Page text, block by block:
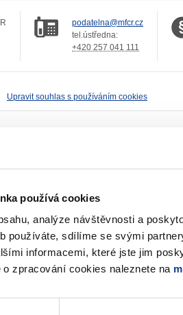
používá cookies
analýze návštěvnosti a
používáte, sdílíme se svými
informacemi, které jste jim
zpracování cookies naleznete na
podatelna@mfcr.cz
tel.ústředna:
+420 257 041 111
Upravit souhlas s používáním cookies